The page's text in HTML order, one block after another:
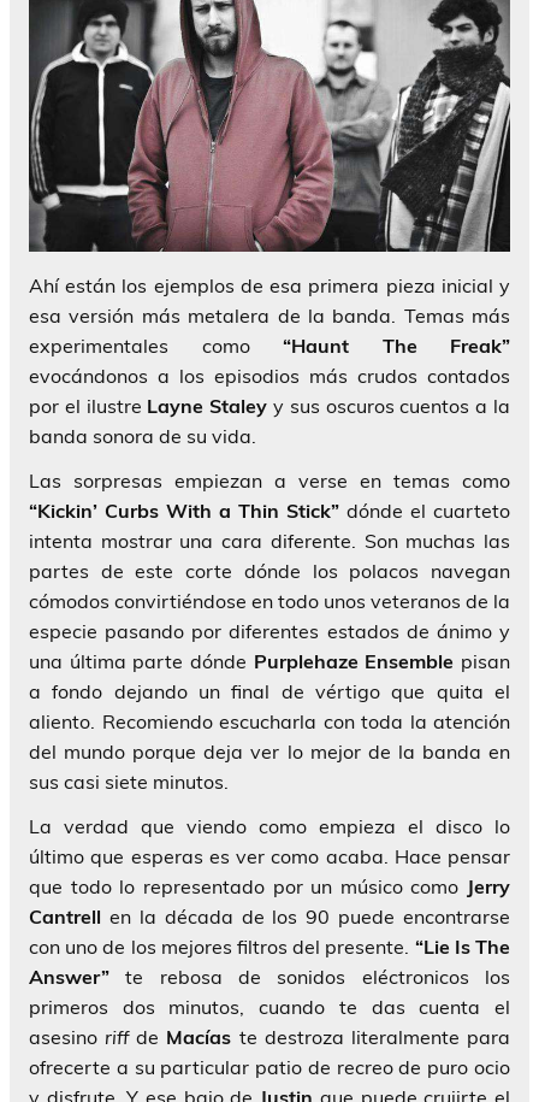
Ahí están los ejemplos de esa primera pieza inicial y
esa versión más metalera de la banda. Temas más
experimentales como “Haunt The Freak”
evocándonos a los episodios más crudos contados
por el ilustre Layne Staley y sus oscuros cuentos a la
banda sonora de su vida.
Las sorpresas empiezan a verse en temas como
“Kickin’ Curbs With a Thin Stick” dónde el cuarteto
intenta mostrar una cara diferente. Son muchas las
partes de este corte dónde los polacos navegan
cómodos convirtiéndose en todo unos veteranos de la
especie pasando por diferentes estados de ánimo y
una última parte dónde Purplehaze Ensemble pisan
a fondo dejando un final de vértigo que quita el
aliento. Recomiendo escucharla con toda la atención
del mundo porque deja ver lo mejor de la banda en
sus casi siete minutos.
La verdad que viendo como empieza el disco lo
último que esperas es ver como acaba. Hace pensar
que todo lo representado por un músico como Jerry
Cantrell en la década de los 90 puede encontrarse
con uno de los mejores filtros del presente. “Lie Is The
Answer” te rebosa de sonidos eléctronicos los
primeros dos minutos, cuando te das cuenta el
asesino riffde Macías te destroza literalmente para
ofrecerte a su particular patio de recreo de puro ocio